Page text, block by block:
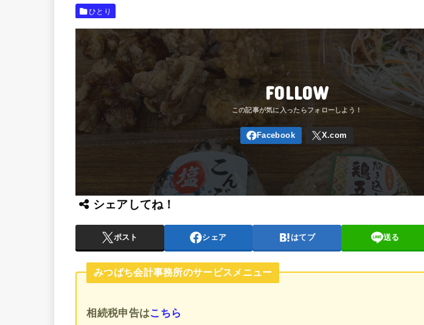
ひとり
FOLLOW
シェアしてね！
ポスト シェア はてブ 送る
みつばち会計事務所のサービスメニュー
相続税申告はこちら